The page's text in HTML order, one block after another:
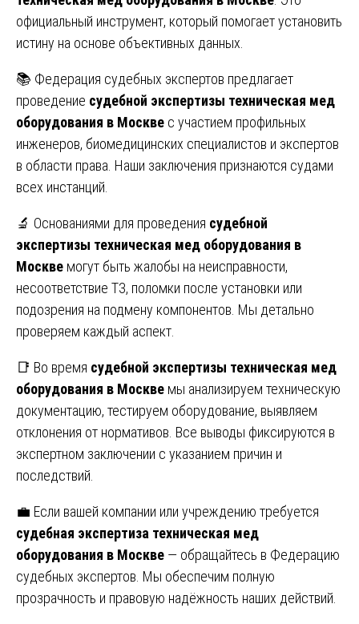
официальный инструмент, который помогает установить
истину на основе объективных данных.
📚 Федерация судебных экспертов предлагает
проведение судебной экспертизы техническая мед
оборудования в Москве с участием профильных
инженеров, биомедицинских специалистов и экспертов
в области права. Наши заключения признаются судами
всех инстанций.
🔬 Основаниями для проведения судебной
экспертизы техническая мед оборудования в
Москве могут быть жалобы на неисправности,
несоответствие ТЗ, поломки после установки или
подозрения на подмену компонентов. Мы детально
проверяем каждый аспект.
📑 Во время судебной экспертизы техническая мед
оборудования в Москве мы анализируем техническую
документацию, тестируем оборудование, выявляем
отклонения от нормативов. Все выводы фиксируются в
экспертном заключении с указанием причин и
последствий.
💼 Если вашей компании или учреждению требуется
судебная экспертиза техническая мед
оборудования в Москве — обращайтесь в Федерацию
судебных экспертов. Мы обеспечим полную
прозрачность и правовую надёжность наших действий.